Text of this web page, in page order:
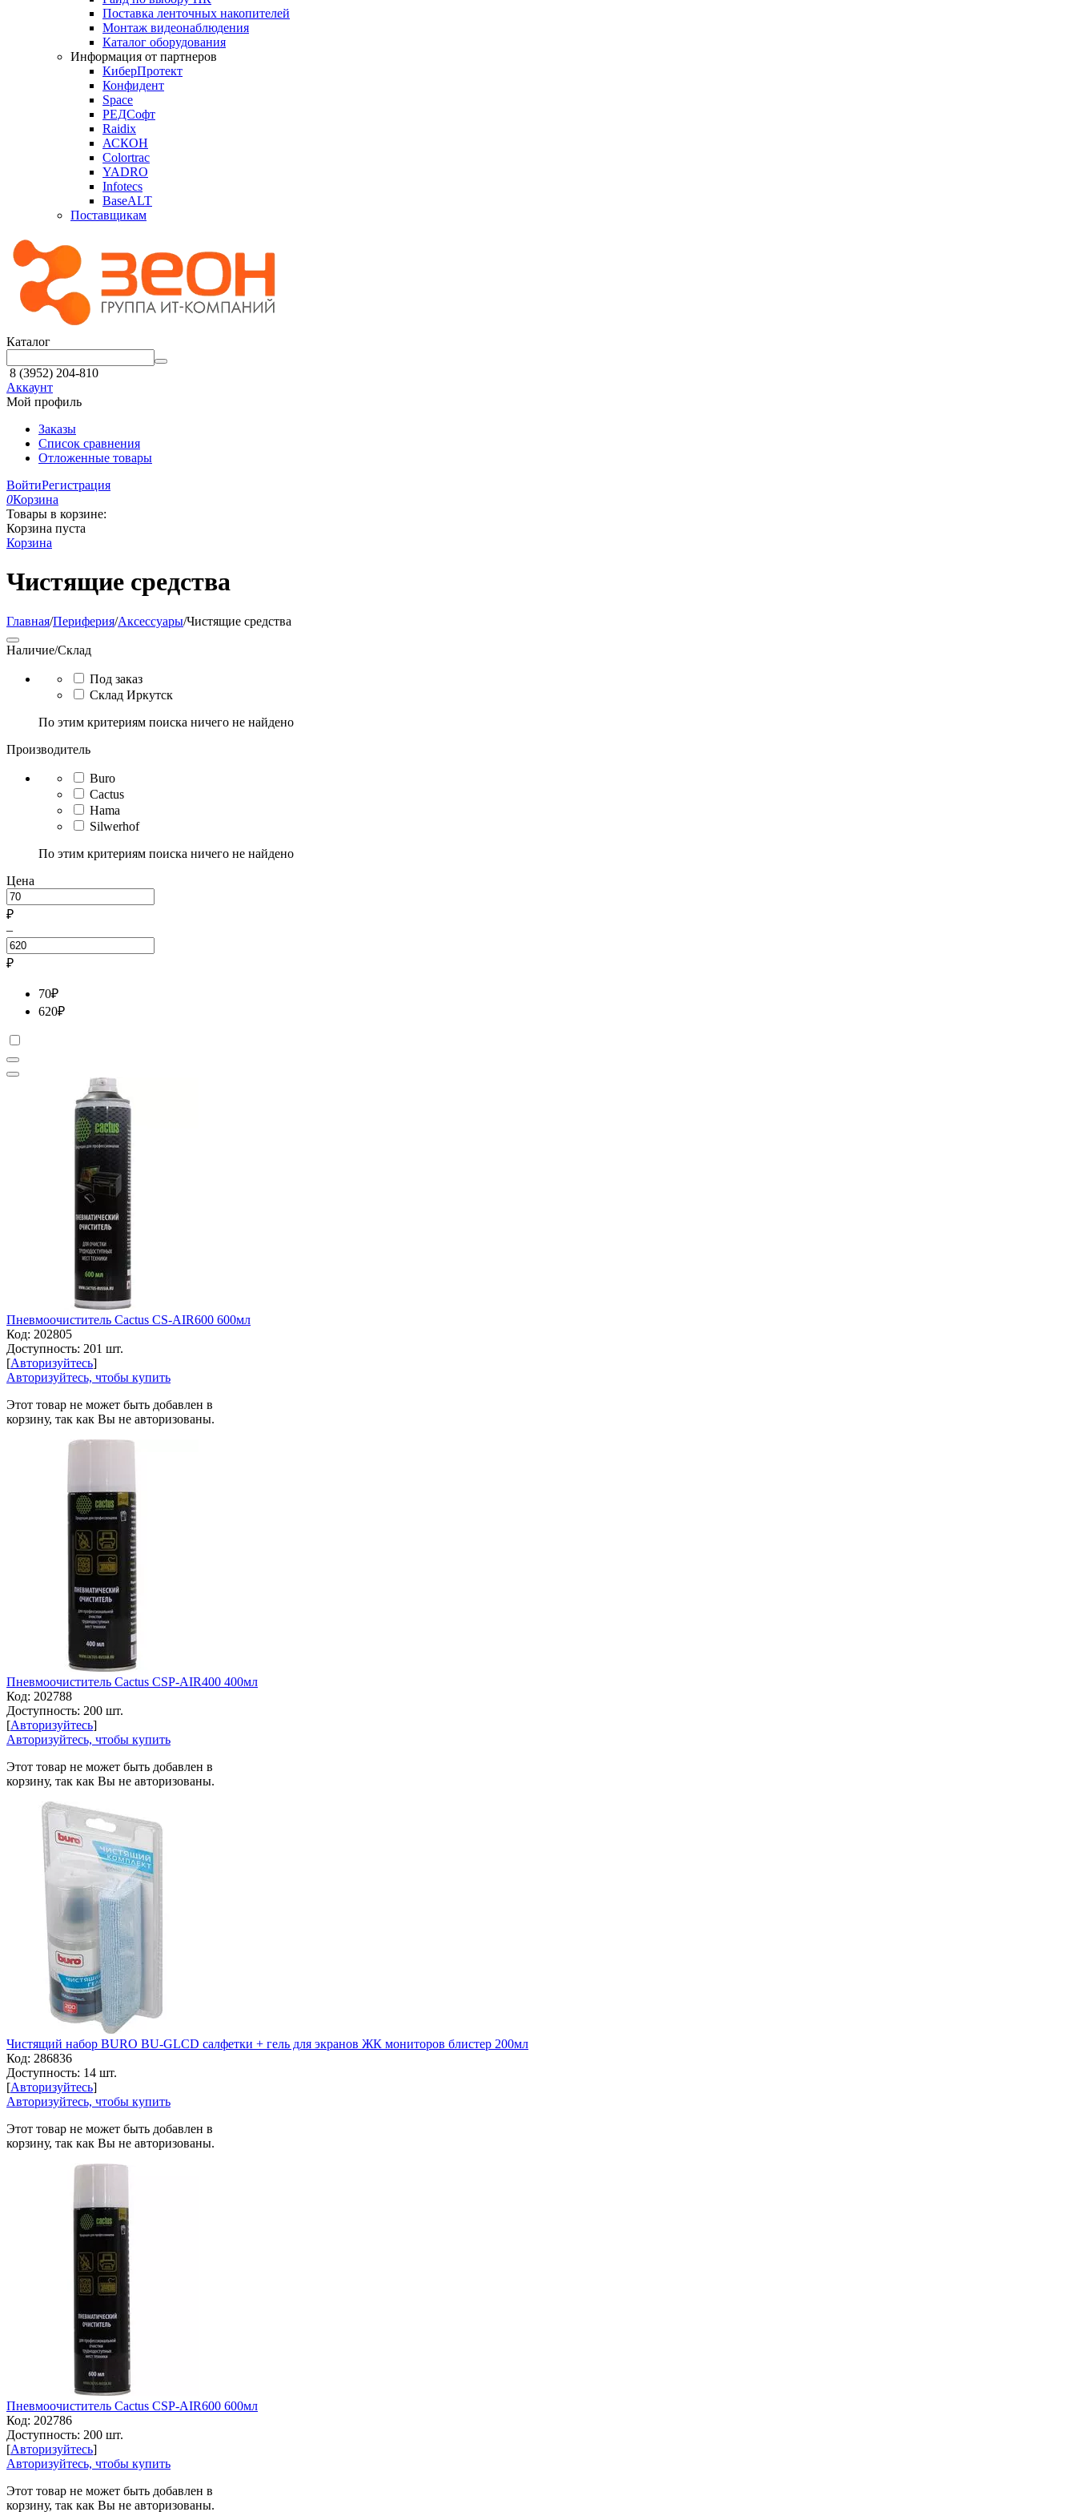
Поставка ленточных накопителей
Монтаж видеонаблюдения
Каталог оборудования
Информация от партнеров
КиберПротект
Конфидент
Space
РЕДСофт
Raidix
АСКОН
Colortrac
YADRO
Infotecs
BaseALT
Поставщикам
Каталог
8 (3952) 204-810
Аккаунт
Мой профиль
Заказы
Список сравнения
Отложенные товары
ВойтиРегистрация
0Корзина
Товары в корзине:
Корзина пуста
Корзина
Чистящие средства
Главная/Периферия/Аксессуары/Чистящие средства
Наличие/Склад
Под заказ
Склад Иркутск
По этим критериям поиска ничего не найдено
Производитель
Buro
Cactus
Hama
Silwerhof
По этим критериям поиска ничего не найдено
Цена
₽
–
₽
70₽
620₽
Пневмоочиститель Cactus CS-AIR600 600мл
Код: 202805
Доступность: 201 шт.
[Авторизуйтесь]
Авторизуйтесь, чтобы купить
Этот товар не может быть добавлен в
корзину, так как Вы не авторизованы.
Пневмоочиститель Cactus CSP-AIR400 400мл
Код: 202788
Доступность: 200 шт.
[Авторизуйтесь]
Авторизуйтесь, чтобы купить
Этот товар не может быть добавлен в
корзину, так как Вы не авторизованы.
Чистящий набор BURO BU-GLCD салфетки + гель для экранов ЖК мониторов блистер 200мл
Код: 286836
Доступность: 14 шт.
[Авторизуйтесь]
Авторизуйтесь, чтобы купить
Этот товар не может быть добавлен в
корзину, так как Вы не авторизованы.
Пневмоочиститель Cactus CSP-AIR600 600мл
Код: 202786
Доступность: 200 шт.
[Авторизуйтесь]
Авторизуйтесь, чтобы купить
Этот товар не может быть добавлен в
корзину, так как Вы не авторизованы.